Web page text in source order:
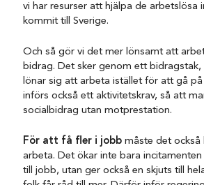
vi har resurser att hjälpa de arbetslösa
kommit till Sverige.
Och så gör vi det mer lönsamt att
bidrag. Det sker genom ett bidragstak,
lönar sig att arbeta istället för att gå
införs också ett aktivitetskrav, så att
socialbidrag utan motprestation.
För att få fler i jobbmåste det
arbeta. Det ökar inte bara
till jobb, utan ger också en skjuts till